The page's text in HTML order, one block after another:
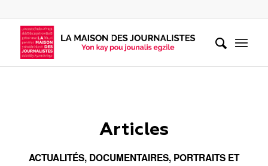
Articles
ACTUALITÉS, DOCUMENTAIRES, PORTRAITS ET